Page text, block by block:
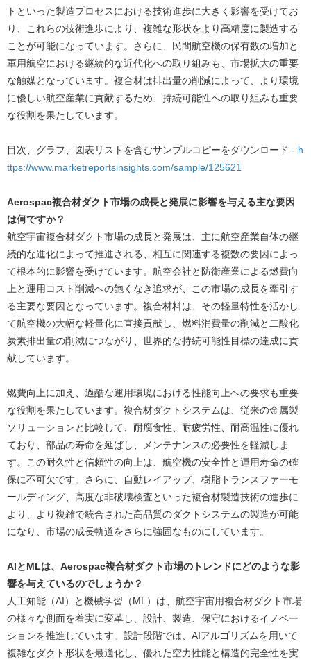
トといった製造プロセスにおける技術進歩に大きく影響を受けてお
り、これらの技術進歩により、複雑な形状をより高精度に製造する
ことが可能になっています。さらに、民間航空機の保有数の増加と
軍用航空における継続的な近代化への取り組みも、市場拡大の重要
な触媒となっています。複合材は排出量の削減によって、より環境
に優しい航空産業に貢献するため、持続可能性への取り組みも重要
な役割を果たしています。
目次、グラフ、図表リストを含むサンプルコピーをダウンロード - h
ttps://www.marketreportsinsights.com/sample/125621
Aerospac複合材ダクト市場の成長と発展に影響を与える主な要因
は何ですか？
航空宇宙複合材ダクト市場の成長と発展は、主に航空産業自体の継
続的な進化によって推進される、相互に関連する複数の要因によっ
て根本的に影響を受けています。航空会社と防衛産業による燃費向
上と運用コスト削減への飽くなき追求が、この市場の成長を牽引す
る主要な要因となっています。複合材料は、その軽量特性を活かし
て航空機の大幅な軽量化に直接貢献し、燃料消費量の削減と二酸化
炭素排出量の削減につながり、世界的な持続可能性目標の達成に貢
献しています。
燃費向上に加え、過酷な運用環境における性能向上への要求も重要
な役割を果たしています。複合材ダクトシステムは、従来の金属製
ソリューションと比較して、耐腐食性、耐疲労性、耐高温性に優れ
ており、部品の寿命を延ばし、メンテナンスの必要性を軽減しま
す。この耐久性と信頼性の向上は、航空機の安全性と運用寿命の確
保に不可欠です。さらに、自動レイアップ、樹脂トランスファーモ
ールディング、高度な非破壊検査といった複合材製造技術の進歩に
より、より複雑で統合された高品質のダクトシステムの製造が可能
になり、市場の成長軌道をさらに強固なものにしています。
AIとMLは、Aerospac複合材ダクト市場のトレンドにどのような影
響を与えているのでしょうか？
人工知能（AI）と機械学習（ML）は、航空宇宙用複合材ダクト市場
の様々な側面を着実に変革し、設計、製造、保守におけるイノベー
ションを推進しています。設計段階では、AIアルゴリズムを用いて
複雑なダクト形状を最適化し、優れた空力性能と構造的完全性を実